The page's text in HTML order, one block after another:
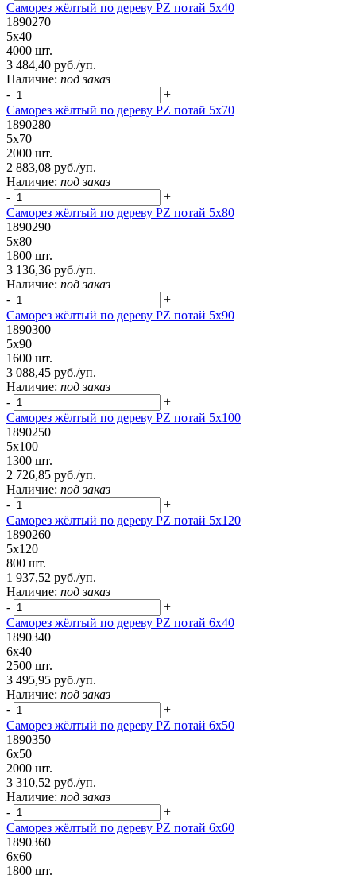
Саморез жёлтый по дереву PZ потай 5х40
1890270
5х40
4000 шт.
3 484,40 руб./уп.
Наличие: под заказ
-
+
Саморез жёлтый по дереву PZ потай 5х70
1890280
5х70
2000 шт.
2 883,08 руб./уп.
Наличие: под заказ
-
+
Саморез жёлтый по дереву PZ потай 5х80
1890290
5х80
1800 шт.
3 136,36 руб./уп.
Наличие: под заказ
-
+
Саморез жёлтый по дереву PZ потай 5х90
1890300
5х90
1600 шт.
3 088,45 руб./уп.
Наличие: под заказ
-
+
Саморез жёлтый по дереву PZ потай 5х100
1890250
5х100
1300 шт.
2 726,85 руб./уп.
Наличие: под заказ
-
+
Саморез жёлтый по дереву PZ потай 5х120
1890260
5х120
800 шт.
1 937,52 руб./уп.
Наличие: под заказ
-
+
Саморез жёлтый по дереву PZ потай 6х40
1890340
6х40
2500 шт.
3 495,95 руб./уп.
Наличие: под заказ
-
+
Саморез жёлтый по дереву PZ потай 6х50
1890350
6х50
2000 шт.
3 310,52 руб./уп.
Наличие: под заказ
-
+
Саморез жёлтый по дереву PZ потай 6х60
1890360
6х60
1800 шт.